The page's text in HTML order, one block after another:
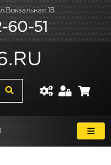
18
60-51